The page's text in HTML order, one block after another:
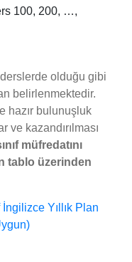
100, 200, …,
derslerde olduğu gibi
belirlenmektedir.
hazır bulunuşluk
ve kazandırılması
müfredatını
tablo üzerinden
İngilizce Yıllık Plan